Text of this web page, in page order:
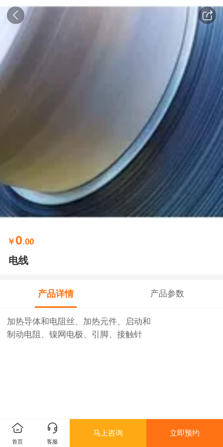
￥ 0.00
电线
产品详情 产品参数
加热导体和电阻丝、加热元件、启动和
制动电阻、镍网电极、引脚、接触针
首页 客服
马上咨询 立即预约